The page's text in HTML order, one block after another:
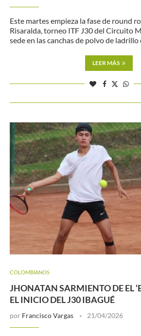
Este martes empieza la fase de round
Risaralda, torneo ITF J30 del Circuito
sede en las canchas de polvo de
LEER MÁS
COLOMBIANOS
JHONATAN SARMIENTO DE EL
EL INICIO DEL J30 IBAGUÉ
por Francisco Vargas 21/04/2026